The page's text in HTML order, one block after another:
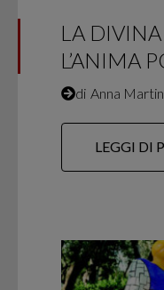
LA
L’ANIMA
di Anna
LEGGI DI